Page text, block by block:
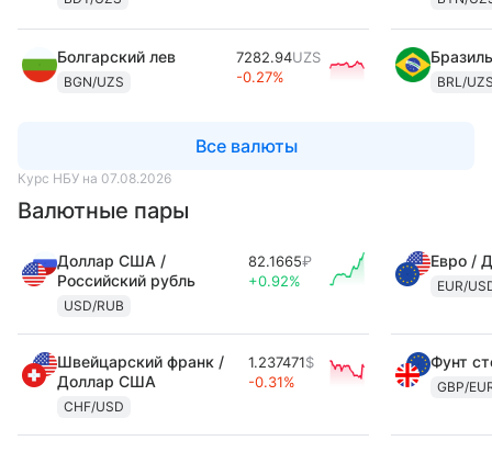
Болгарский лев
BGN/UZS
7282.94UZS
-0.27%
BRL/
Все валюты
Курс НБУ на 07.08.2026
Валютные пары
Доллар США /
Российский рубль
USD/RUB
82.1665₽
+0.92%
Евро /
EUR/
Швейцарский франк /
Доллар США
CHF/USD
1.237471$
-0.31%
Фунт
GBP/